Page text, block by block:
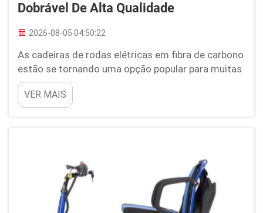
Dobrável De Alta Qualidade
2026-08-05 04:50:22
As cadeiras de rodas elétricas em fibra de carbono
estão se tornando uma opção popular para muitas
pessoas. São conhecidas por serem leves e fáceis
de dobrar, tornando-se uma excelente alternativa
para quem precisa de assistência à mobilidade. A
VER MAIS